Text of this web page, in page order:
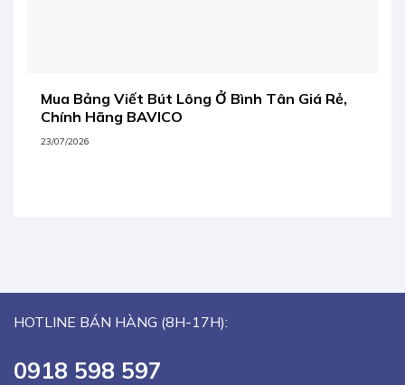
Mua Bảng Viết Bút Lông Ở Bình Tân Giá Rẻ,
Chính Hãng BAVICO
23/07/2026
HOTLINE BÁN HÀNG (8H-17H):
0918 598 597